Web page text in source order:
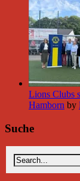
Lions Clubs
Hamborn by
Suche